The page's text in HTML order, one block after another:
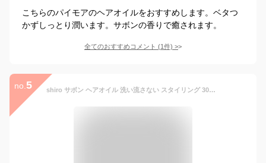
こちらのパイモアのヘアオイルをおすすめします。ベタつ
かずしっとり潤います。サボンの香りで癒されます。
全てのおすすめコメント (1件) >
no. 5 shiro サボン ヘアオイル 洗い流さない スタイリング 30ml シロ siro 正規品 新品 ブランド 2025年 ギフト 誕生日プレゼント 通販 プレゼント ギフト